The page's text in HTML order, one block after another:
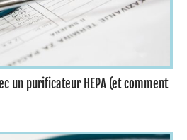
un purificateur HEPA (et comment